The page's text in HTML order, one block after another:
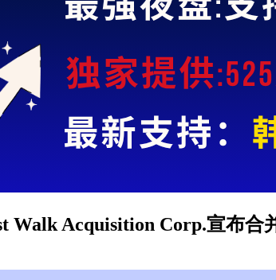
Walk Acquisition Corp.宣布